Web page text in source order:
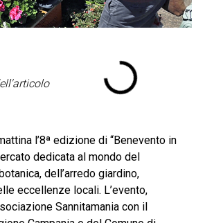
l’8ª edizione di “Benevento in
dedicata al mondo del
dell’arredo giardino,
eccellenze locali. L’evento,
Sannitamania con il